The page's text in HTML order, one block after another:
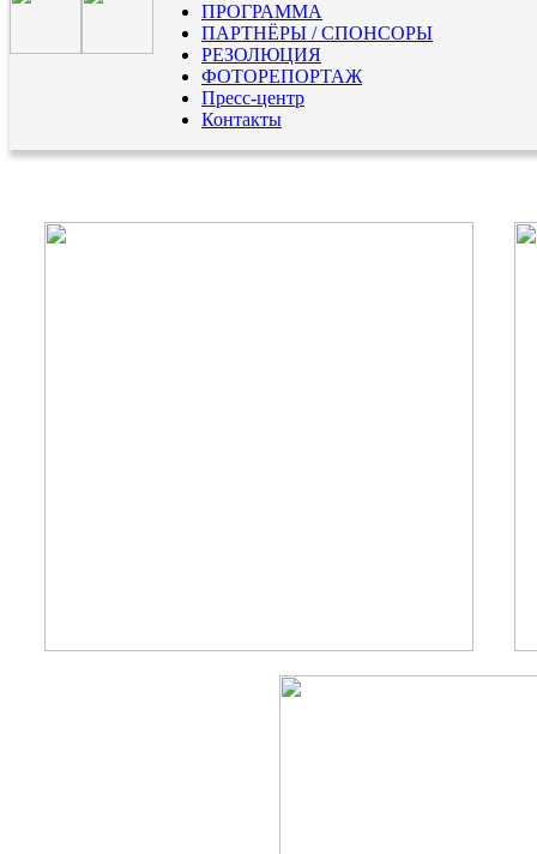
ПРОГРАММА
ПАРТНЁРЫ / СПОНСОРЫ
РЕЗОЛЮЦИЯ
ФОТОРЕПОРТАЖ
Пресс-центр
Контакты